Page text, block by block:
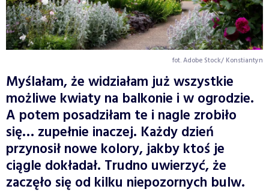
fot. Adobe Stock/ Konstiantyn
Myślałam, że widziałam już wszystkie
możliwe kwiaty na balkonie i w ogrodzie.
A potem posadziłam te i nagle zrobiło
się… zupełnie inaczej. Każdy dzień
przynosił nowe kolory, jakby ktoś je
ciągle dokładał. Trudno uwierzyć, że
zaczęło się od kilku niepozornych bulw.